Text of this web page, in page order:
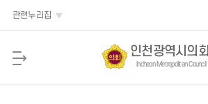
관련누리집
인천광역시의회
Incheon Metropolitan Council